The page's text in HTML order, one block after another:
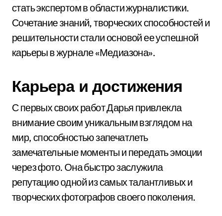
стать экспертом в области журналистики.
Сочетание знаний, творческих способностей и
решительности стали основой ее успешной
карьеры в журнале «Медиазона».
Карьера и достижения
С первых своих работ Дарья привлекла
внимание своим уникальным взглядом на
мир, способностью запечатлеть
замечательные моменты и передать эмоции
через фото. Она быстро заслужила
репутацию одной из самых талантливых и
творческих фотографов своего поколения.